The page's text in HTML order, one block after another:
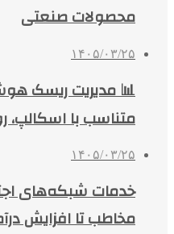
محصولات صنعتی
۱۴۰۵/۰۳/۲۵
📊 مدیریت ریسک
متناسب با اسکالپ،
۱۴۰۵/۰۳/۲۵
مخاطب تا افزایش